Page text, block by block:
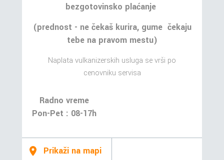
bezgotovinsko plaćanje
(prednost - ne čekaš kurira, gume čekaju
tebe na pravom mestu)
Naplata vulkanizerskih usluga se vrši po
cenovniku servisa
Radno vreme
Pon-Pet : 08-17h
Prikaži na mapi